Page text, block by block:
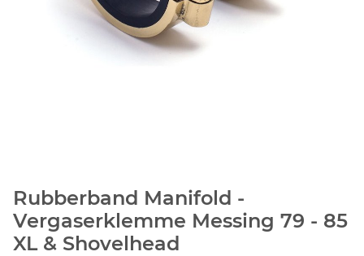
Rubberband Manifold -
Vergaserklemme Messing 79 - 85
XL & Shovelhead